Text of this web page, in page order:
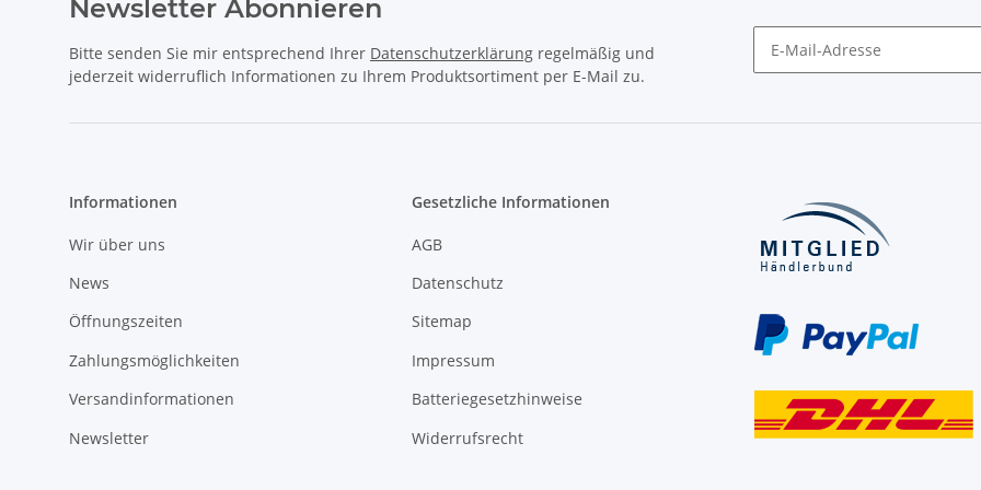
Newsletter Abonnieren
Bitte senden Sie mir entsprechend Ihrer Datenschutzerklärung regelmäßig und
jederzeit widerruflich Informationen zu Ihrem Produktsortiment per E-Mail zu.
Informationen
Wir über uns
News
Öffnungszeiten
Zahlungsmöglichkeiten
Versandinformationen
Newsletter
Gesetzliche Informationen
AGB
Datenschutz
Sitemap
Impressum
Batteriegesetzhinweise
Widerrufsrecht